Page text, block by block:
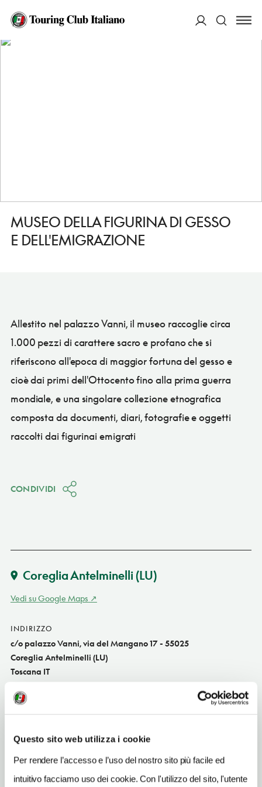
Questo sito web utilizza i cookie
Per rendere l’accesso e l’uso del nostro sito più facile ed
intuitivo facciamo uso dei cookie. Con l'utilizzo del sito, l'utente
HOME
MUSEO DELLA FIGURINA DI GESSO E DELL'EMIGRAZIONE
MUSEO DELLA FIGURINA DI GESSO
E DELL'EMIGRAZIONE
Allestito nel palazzo Vanni, il museo raccoglie circa
1.000 pezzi di carattere sacro e profano che si
riferiscono all'epoca di maggior fortuna del gesso e
cioè dai primi dell'Ottocento fino alla prima guerra
mondiale, e una singolare collezione etnografica
composta da documenti, diari, fotografie e oggetti
raccolti dai figurinai emigrati
CONDIVIDI
Coreglia Antelminelli(LU)
Vedi su Google Maps
INDIRIZZO
c/o palazzo Vanni, via del Mangano 17 - 55025
Coreglia Antelminelli (LU)
Toscana IT
SITO WEB
museofigurina@comune.coreglia.lu.it